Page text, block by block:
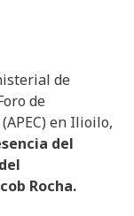
de
de
en Ilioilo,
del
Rocha.